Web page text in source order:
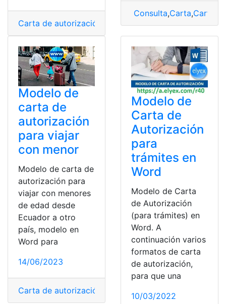
Carta de autorización Documentos,Ecuador,
Consulta,Carta,Carta
Modelo de
carta de
autorización
para viajar
con menor
Modelo de carta de
autorización para
viajar con menores
de edad desde
Ecuador a otro
país, modelo en
Word para
14/06/2023
Carta de autorización Descargar,menores de edad
Modelo de
Carta de
Autorización
para
trámites en
Word
Modelo de Carta
de Autorización
(para trámites) en
Word. A
continuación varios
formatos de carta
de autorización,
para que una
10/03/2022